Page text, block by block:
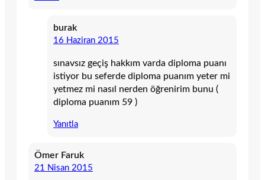
burak
16 Haziran 2015
sınavsız geçiş hakkım varda diploma puanı
istiyor bu seferde diploma puanım yeter mi
yetmez mi nasıl nerden öğrenirim bunu (
diploma puanım 59 )
Yanıtla
Ömer Faruk
21 Nisan 2015